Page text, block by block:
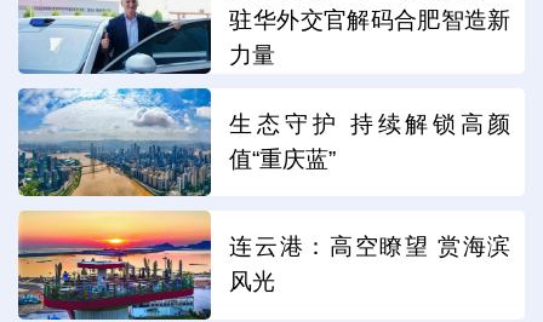
驻华外交官解码合肥智造新
力量
生态守护 持续解锁高颜
值“重庆蓝”
连云港：高空瞭望 赏海滨
风光